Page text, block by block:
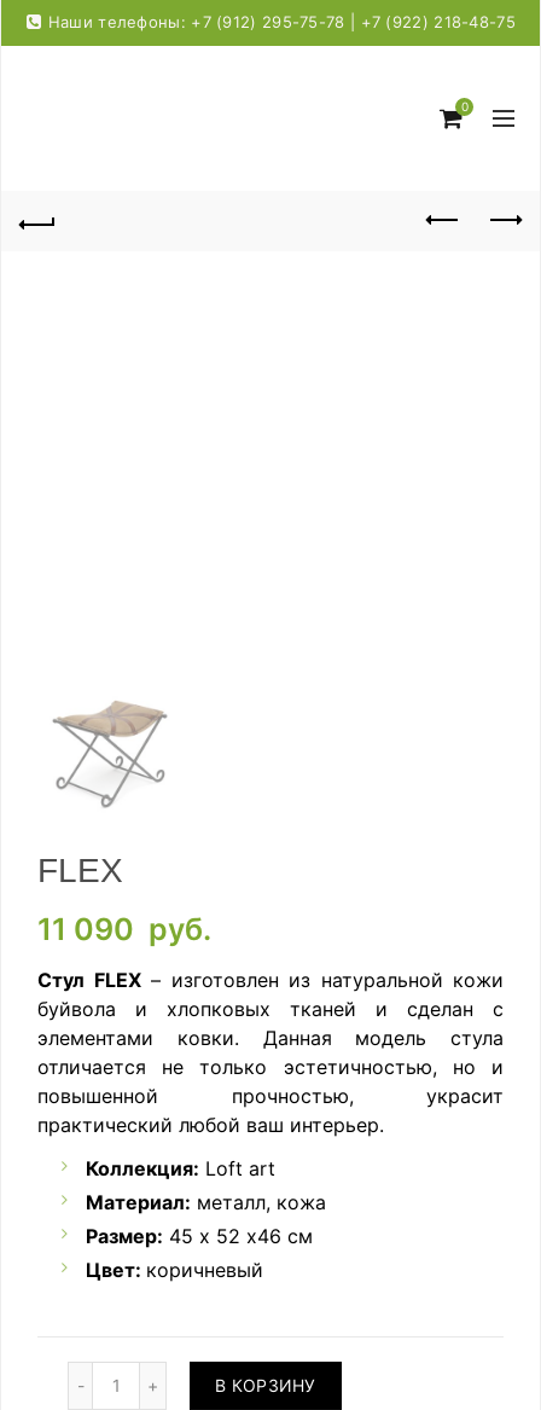
Наши телефоны: +7 (912) 295-75-78 | +7 (922) 218-48-75
0
FLEX
11 090 руб.
Стул FLEX– изготовлен из натуральной кожи
буйвола и хлопковых тканей и сделан с
элементами ковки. Данная модель стула
отличается не только эстетичностью, но и
повышенной прочностью, украсит
практический любой ваш интерьер.
Коллекция: Loft art
Материал: металл, кожа
Размер: 45 х 52 х46 см
Цвет: коричневый
В КОРЗИНУ